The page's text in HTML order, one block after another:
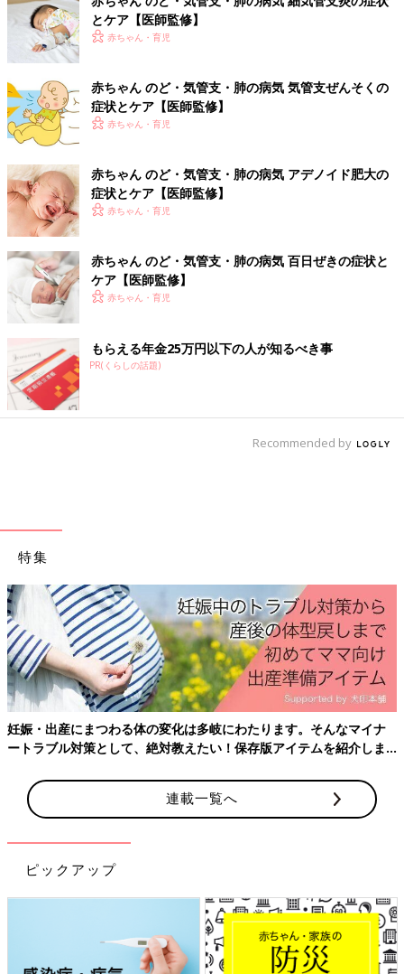
・ 細気管支炎
・気管支ぜんそく
・肺炎
■ママ・パパが気になる！赤ちゃん のど・気管支・肺の症状
・後鼻漏によるせき
・誤嚥によるせき
▼赤ちゃん・子どもの病気とホームケアにおすすめの本
Amazonで購入
楽天ブックスで購入
※表記している、月齢・年齢、季節、症状の様子などはあくまで
一般的な目安です。
※この情報は、2019年4月のものです。
とケア【医師監修】
赤ちゃん・育児
赤ちゃん のど・気管支・肺の病気 気管支ぜんそくの
症状とケア【医師監修】
赤ちゃん・育児
赤ちゃん のど・気管支・肺の病気 アデノイド肥大の
症状とケア【医師監修】
赤ちゃん・育児
赤ちゃん のど・気管支・肺の病気 百日ぜきの症状と
ケア【医師監修】
赤ちゃん・育児
もらえる年金25万円以下の人が知るべき事
PR(くらしの話題)
Recommended by
特集
妊娠・出産にまつわる体の変化は多岐にわたります。そんなマイナ
ートラブル対策として、絶対教えたい！保存版アイテムを紹介しま
連載一覧へ
ピックアップ